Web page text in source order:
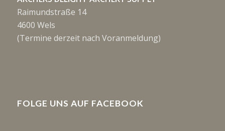
Raimundstraße 14
4600 Wels
(Termine derzeit nach Voranmeldung)
FOLGE UNS AUF FACEBOOK